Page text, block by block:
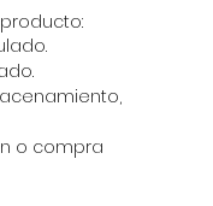
o compra